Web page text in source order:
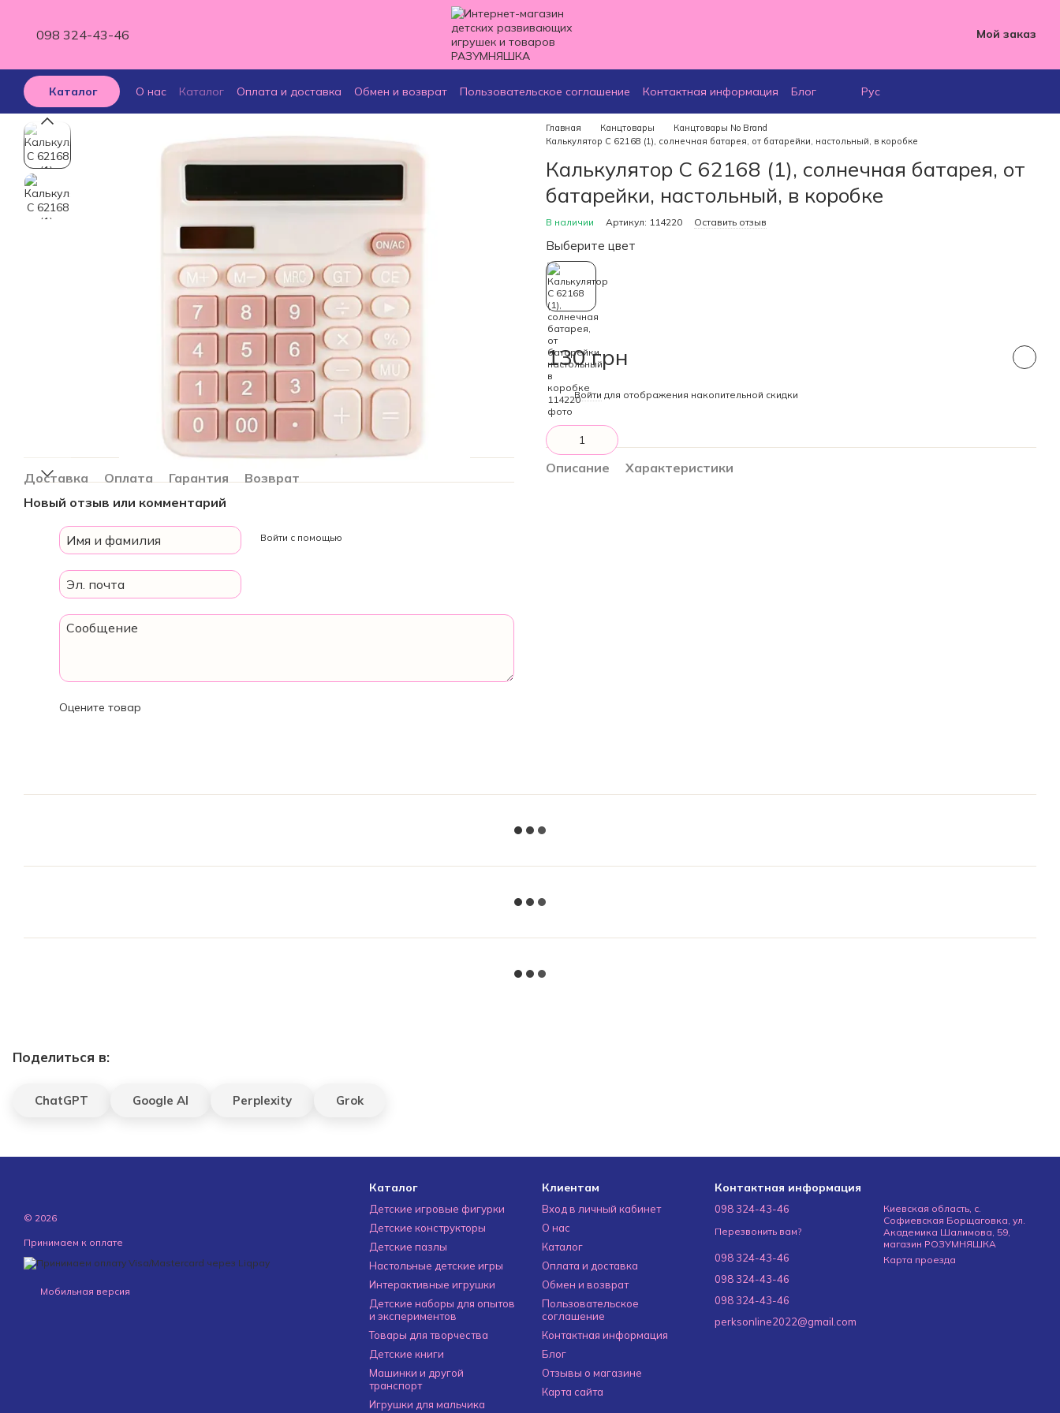
098 324-43-46 Мой заказ
Каталог О нас Каталог Оплата и доставка Обмен и возврат Пользовательское соглашение Контактная информация
Блог
Рус
Доставка Оплата Гарантия
Возврат
Новый отзыв или комментарий
Войти с помощью
Оцените товар
Главная Канцтовары
Канцтовары No Brand
Калькулятор C 62168 (1), солнечная батарея, от батарейки, настольный, в коробке
Калькулятор C 62168 (1), солнечная батарея, от
батарейки, настольный, в коробке
В наличии Артикул: 114220 Оставить отзыв
Выберите цвет
130 грн
% Войти для отображения накопительной скидки
Описание Характеристики
Поделиться в:
ChatGPT Google AI Perplexity Grok
© 2026
Принимаем к оплате
Мобильная версия
Каталог
Детские игровые фигурки
Детские конструкторы
Детские пазлы
Настольные детские игры
Интерактивные игрушки
Детские наборы для опытов
и экспериментов
Товары для творчества
Детские книги
Машинки и другой
транспорт
Игрушки для мальчика
Клиентам
Вход в личный кабинет
О нас
Каталог
Оплата и доставка
Обмен и возврат
Пользовательское
соглашение
Контактная информация
Блог
Отзывы о магазине
Карта сайта
Контактная информация
098 324-43-46
Перезвонить вам?
098 324-43-46
098 324-43-46
098 324-43-46
perksonline2022@gmail.com
Киевская область, с.
Софиевская Борщаговка, ул.
Академика Шалимова, 59,
магазин РОЗУМНЯШКА
Карта проезда